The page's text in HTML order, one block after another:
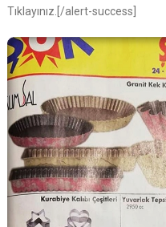
Tıklayınız.[/alert-success]